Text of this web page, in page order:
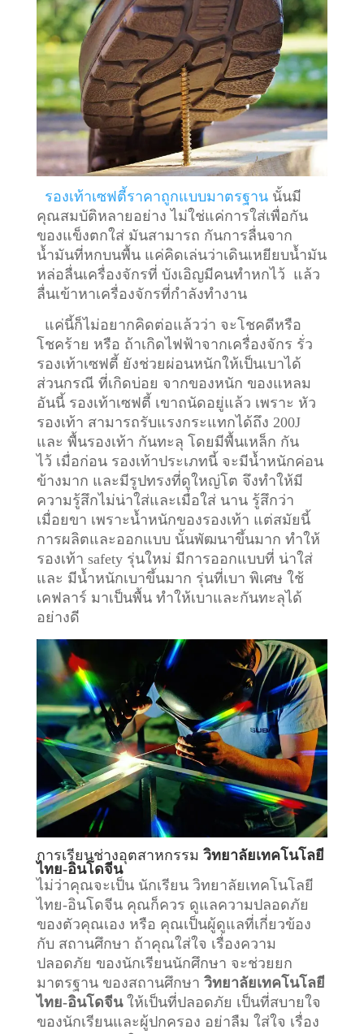
รองเท้าเซฟตี้ราคาถูกแบบมาตรฐานนั้นมี
คุณสมบัติหลายอย่าง ไม่ใช่แค่การใส่เพื่อกัน
ของแข็งตกใส่ มันสามารถ กันการลื่นจาก
น้ำมันที่หกบนพื้น แค่คิดเล่นว่าเดินเหยียบน้ำมัน
หล่อลื่นเครื่องจักรที่ บังเอิญมีคนทำหกไว้ แล้ว
ลื่นเข้าหาเครื่องจักรที่กำลังทำงาน
แค่นี้ก็ไม่อยากคิดต่อแล้วว่า จะโชคดีหรือ
โชคร้าย หรือ ถ้าเกิดไฟฟ้าจากเครื่องจักร รั่ว
รองเท้าเซฟตี้ ยังช่วยผ่อนหนักให้เป็นเบาได้
ส่วนกรณี ที่เกิดบ่อย จากของหนัก ของแหลม
อันนี้ รองเท้าเซฟตี้ เขาถนัดอยู่แล้ว เพราะ หัว
รองเท้า สามารถรับแรงกระแทกได้ถึง 200J
และ พื้นรองเท้า กันทะลุ โดยมีพื้นเหล็ก กัน
ไว้ เมื่อก่อน รองเท้าประเภทนี้ จะมีน้ำหนักค่อน
ข้างมาก และมีรูปทรงที่ดูใหญ่โต จึงทำให้มี
ความรู้สึกไม่น่าใส่และเมื่อใส่ นาน รู้สึกว่า
เมื่อยขา เพราะน้ำหนักของรองเท้า แต่สมัยนี้
การผลิตและออกแบบ นั้นพัฒนาขึ้นมาก ทำให้
รองเท้า safety รุ่นใหม่ มีการออกแบบที่ น่าใส่
และ มีน้ำหนักเบาขึ้นมาก รุ่นที่เบา พิเศษ ใช้
เคฟลาร์ มาเป็นพื้น ทำให้เบาและกันทะลุได้
อย่างดี
การเรียนช่างอุตสาหกรรม วิทยาลัยเทคโนโลยี
ไทย-อินโดจีน
ไม่ว่าคุณจะเป็น นักเรียน วิทยาลัยเทคโนโลยี
ไทย-อินโดจีน คุณก็ควร ดูแลความปลอดภัย
ของตัวคุณเอง หรือ คุณเป็นผู้ดูแลที่เกี่ยวข้อง
กับ สถานศึกษา ถ้าคุณใส่ใจ เรื่องความ
ปลอดภัย ของนักเรียนนักศึกษา จะช่วยยก
มาตรฐาน ของสถานศึกษา วิทยาลัยเทคโนโลยี
ไทย-อินโดจีนให้เป็นที่ปลอดภัย เป็นที่สบายใจ
ของนักเรียนและผู้ปกครอง อย่าลืม ใส่ใจ เรื่อง